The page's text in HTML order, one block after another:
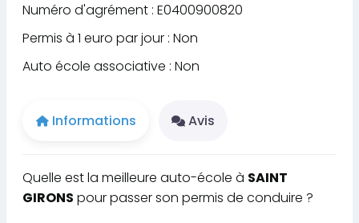
Numéro d'agrément : E0400900820
Permis à 1 euro par jour : Non
Auto école associative : Non
Informations Avis
Quelle est la meilleure auto-école à SAINT
GIRONS pour passer son permis de conduire ?